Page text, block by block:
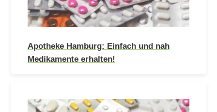
Apotheke Hamburg: Einfach und nah
Medikamente erhalten!